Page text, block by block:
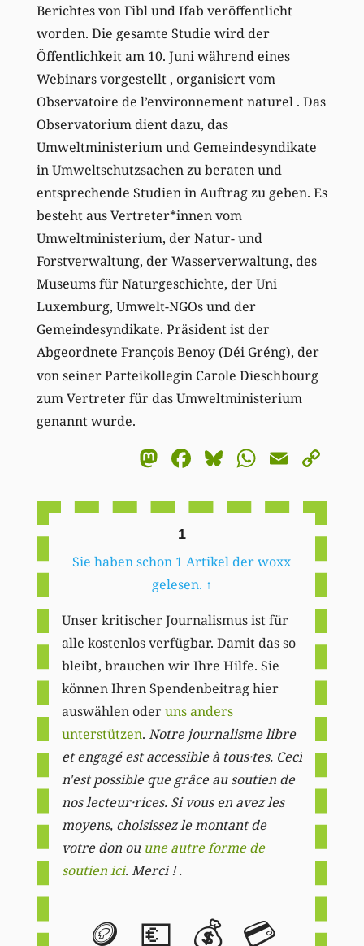
Berichtes von Fibl und Ifab veröffentlicht
worden. Die gesamte Studie wird der
Öffentlichkeit am 10. Juni während eines
Webinars vorgestellt , organisiert vom
Observatoire de l’environnement naturel . Das
Observatorium dient dazu, das
Umweltministerium und Gemeindesyndikate
in Umweltschutzsachen zu beraten und
entsprechende Studien in Auftrag zu geben. Es
besteht aus Vertreter*innen vom
Umweltministerium, der Natur- und
Forstverwaltung, der Wasserverwaltung, des
Museums für Naturgeschichte, der Uni
Luxemburg, Umwelt-NGOs und der
Gemeindesyndikate. Präsident ist der
Abgeordnete François Benoy (Déi Gréng), der
von seiner Parteikollegin Carole Dieschbourg
zum Vertreter für das Umweltministerium
genannt wurde.
Mastodon
Facebook
BlueskyEmail
1
Sie haben schon 1 Artikel der woxx
gelesen. ↑
Unser kritischer Journalismus ist für
alle kostenlos verfügbar. Damit das so
bleibt, brauchen wir Ihre Hilfe. Sie
können Ihren Spendenbeitrag hier
auswählen oderuns anders
unterstützen. Notre journalisme libre
et engagé est accessible à tous·tes. Ceci
n'est possible que grâce au soutien de
nos lecteur·rices. Si vous en avez les
moyens, choisissez le montant de
votre don ou une autre forme de
soutien ici. Merci ! .
🪙 💶 💰 💳